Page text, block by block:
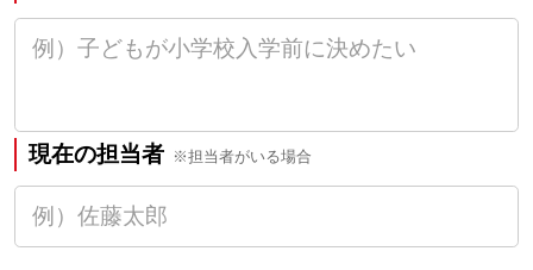
現在の担当者 ※担当者がいる場合